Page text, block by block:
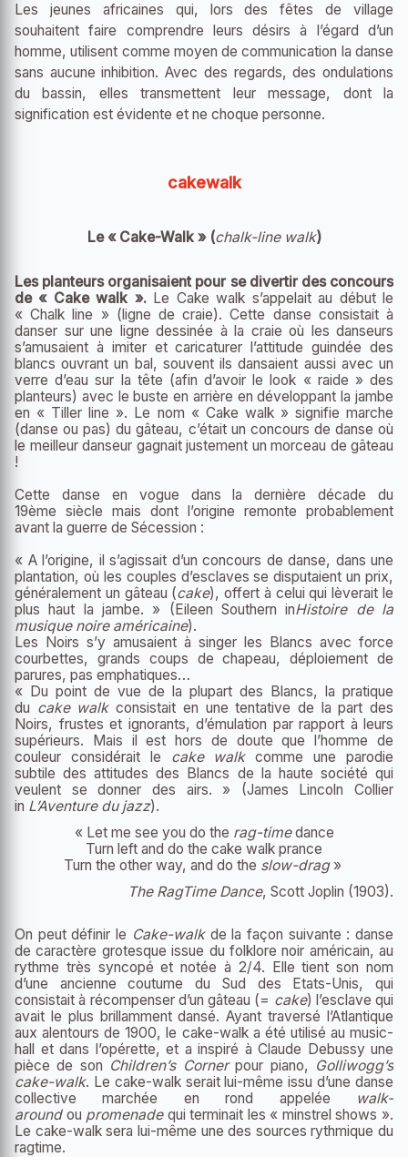
Les jeunes africaines qui, lors des fêtes de village
souhaitent faire comprendre leurs désirs à l’égard d’un
homme, utilisent comme moyen de communication la danse
sans aucune inhibition. Avec des regards, des ondulations
du bassin, elles transmettent leur message, dont la
signification est évidente et ne choque personne.
cakewalk
Le « Cake-Walk » (chalk-line walk)
Les planteurs organisaient pour se divertir des concours
de « Cake walk ».Le Cake walk s’appelait au début le
« Chalk line » (ligne de craie). Cette danse consistait à
danser sur une ligne dessinée à la craie où les danseurs
s’amusaient à imiter et caricaturer l’attitude guindée des
blancs ouvrant un bal, souvent ils dansaient aussi avec un
verre d’eau sur la tête (afin d’avoir le look « raide » des
planteurs) avec le buste en arrière en développant la jambe
en « Tiller line ». Le nom « Cake walk » signifie marche
(danse ou pas) du gâteau, c’était un concours de danse où
le meilleur danseur gagnait justement un morceau de gâteau
!
Cette danse en vogue dans la dernière décade du
19ème siècle mais dont l’origine remonte probablement
avant la guerre de Sécession :
« A l’origine, il s’agissait d’un concours de danse, dans une
plantation, où les couples d’esclaves se disputaient un prix,
généralement un gâteau (cake), offert à celui qui lèverait le
plus haut la jambe. » (Eileen Southern inHistoire de la
musique noire américaine).
Les Noirs s’y amusaient à singer les Blancs avec force
courbettes, grands coups de chapeau, déploiement de
parures, pas emphatiques…
« Du point de vue de la plupart des Blancs, la pratique
du cake walkconsistait en une tentative de la part des
Noirs, frustes et ignorants, d’émulation par rapport à leurs
supérieurs. Mais il est hors de doute que l’homme de
couleur considérait le cake walkcomme une parodie
subtile des attitudes des Blancs de la haute société qui
veulent se donner des airs. » (James Lincoln Collier
in L’Aventure du jazz).
« Let me see you do the rag-time dance
Turn left and do the cake walk prance
Turn the other way, and do the slow-drag»
The RagTime Dance, Scott Joplin (1903).
On peut définir le Cake-walkde la façon suivante : danse
de caractère grotesque issue du folklore noir américain, au
rythme très syncopé et notée à 2/4. Elle tient son nom
d’une ancienne coutume du Sud des Etats-Unis, qui
consistait à récompenser d’un gâteau (= cake) l’esclave qui
avait le plus brillamment dansé. Ayant traversé l’Atlantique
aux alentours de 1900, le cake-walk a été utilisé au music-
hall et dans l’opérette, et a inspiré à Claude Debussy une
pièce de son Children’s Cornerpour piano, Golliwogg’s
cake-walk. Le cake-walk serait lui-même issu d’une danse
collective marchée en rond appelée
walk-
aroundou promenadequi terminait les « minstrel shows ».
Le cake-walk sera lui-même une des sources rythmique du
ragtime.